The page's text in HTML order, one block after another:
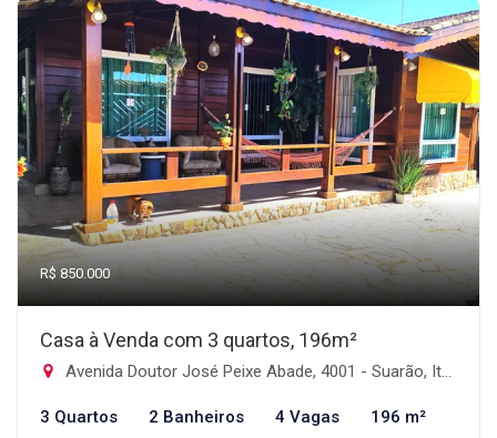
R$ 850.000
Casa à Venda com 3 quartos, 196m²
Avenida Doutor José Peixe Abade, 4001 - Suarão, Itanhaém-SP
3 Quartos 2 Banheiros 4 Vagas 196 m²